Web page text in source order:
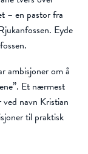
– en pastor fra
Eyde
ambisjoner om å
Et nærmest
navn Kristian
til praktisk